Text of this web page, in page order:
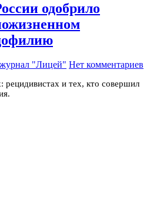
одобрило
"Лицей" Нет комментариев
рецидивистах и тех, кто совершил